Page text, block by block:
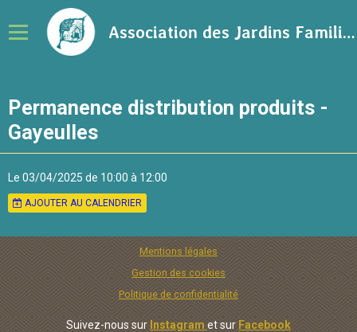
Association des Jardins Familiaux de la Ville de Rennes
Calendrier
Ressources sur le jardinage
Blog
Permanence distribution produits -
Gayeulles
Le 03/04/2025 de 10:00 à 12:00
AJOUTER AU CALENDRIER
Mentions légales
Gestion des cookies
Politique de confidentialité
Suivez-nous sur Instagram et sur Facebook